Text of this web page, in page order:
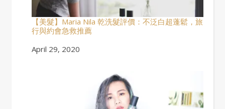
【美髮】Maria Nila 乾洗髮評價：不泛白超蓬鬆，旅
行與約會急救推薦
Date
April 29, 2020